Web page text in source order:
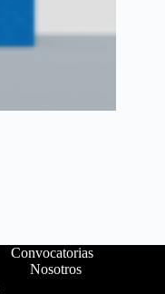
Convocatorias
Nosotros